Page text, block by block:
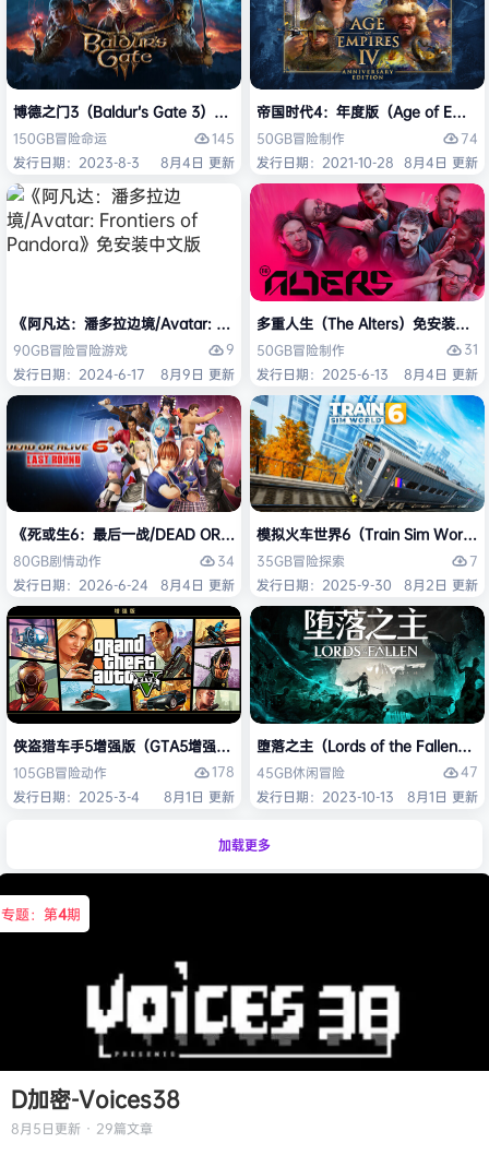
博德之门3（Baldur’s Gate 3）免安装中文版
150GB冒险命运
145
发行日期：2023-8-3
8月4日 更新
帝国时代4：年度版（Age of
50GB冒险制作
74
发行日期：2021-10-28 8月4日 更新
《阿凡达：潘多拉边境/Avatar: Frontiers of Pandora》免安装中文版
90GB冒险冒险游戏
9
发行日期：2024-6-17
8月9日 更新
多重人生（The Alters）免安装中文
50GB冒险制作
31
发行日期：2025-6-13
8月4日 更新
《死或生6：最后一战/DEAD OR ALIVE 6 Last Round》免安装中文版
80GB剧情动作
34
发行日期：2026-6-24
8月4日 更新
模拟火车世界6（Train Sim World
35GB冒险探索
7
发行日期：2025-9-30
8月2日 更新
侠盗猎车手5增强版（GTA5增强版（Grand Theft Auto V Enhanced）免
105GB冒险动作
178
发行日期：2025-3-4
8月1日 更新
堕落之主（Lords of the Fallen）免
45GB休闲冒险
47
发行日期：2023-10-13
8月1日 更新
加载更多
专题：第4期
D加密-Voices38
8月5日更新 · 29篇文章